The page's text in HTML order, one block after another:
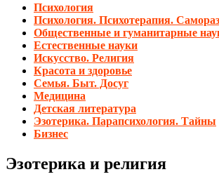
Психология
Психология. Психотерапия.
Общественные и гуманитарные
Естественные науки
Искусство. Религия
Красота и здоровье
Семья. Быт. Досуг
Медицина
Детская литература
Эзотерика. Парапсихология. Тайны
Бизнес
Эзотерика и религия